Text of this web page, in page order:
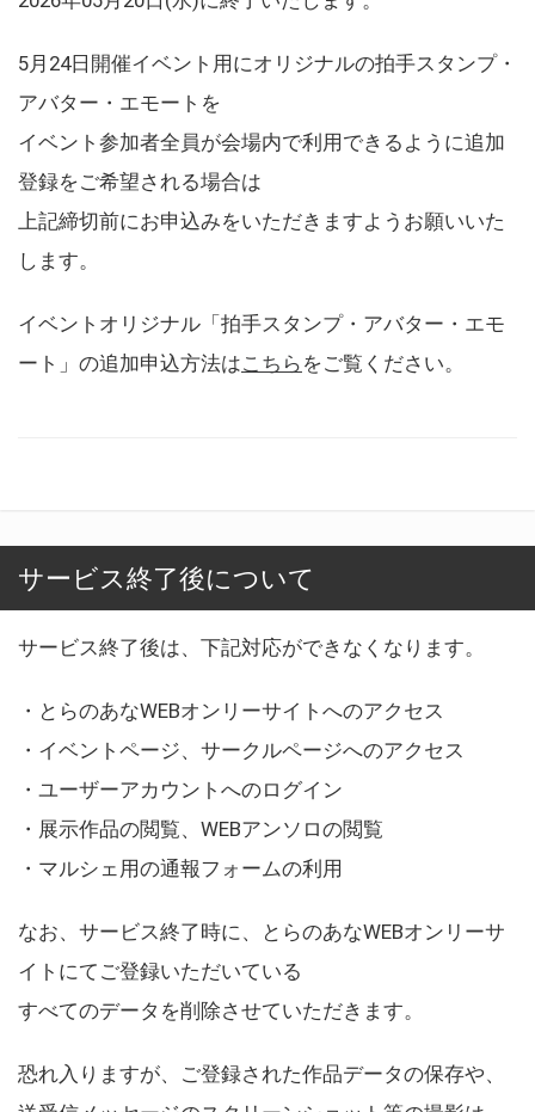
5月24日開催イベント用にオリジナルの拍手スタンプ・
アバター・エモートを
イベント参加者全員が会場内で利用できるように追加
登録をご希望される場合は
上記締切前にお申込みをいただきますようお願いいた
します。
イベントオリジナル「拍手スタンプ・アバター・エモ
ート」の追加申込方法はこちら をご覧ください。
サービス終了後について
サービス終了後は、下記対応ができなくなります。
・とらのあなWEBオンリーサイトへのアクセス
・イベントページ、サークルページへのアクセス
・ユーザーアカウントへのログイン
・展示作品の閲覧、WEBアンソロの閲覧
・マルシェ用の通報フォームの利用
なお、サービス終了時に、とらのあなWEBオンリーサ
イトにてご登録いただいている
すべてのデータを削除させていただきます。
恐れ入りますが、ご登録された作品データの保存や、